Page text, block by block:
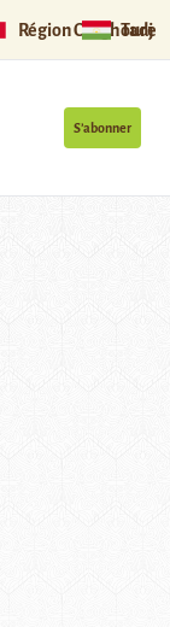
Région Ouïghoure
S’abonner